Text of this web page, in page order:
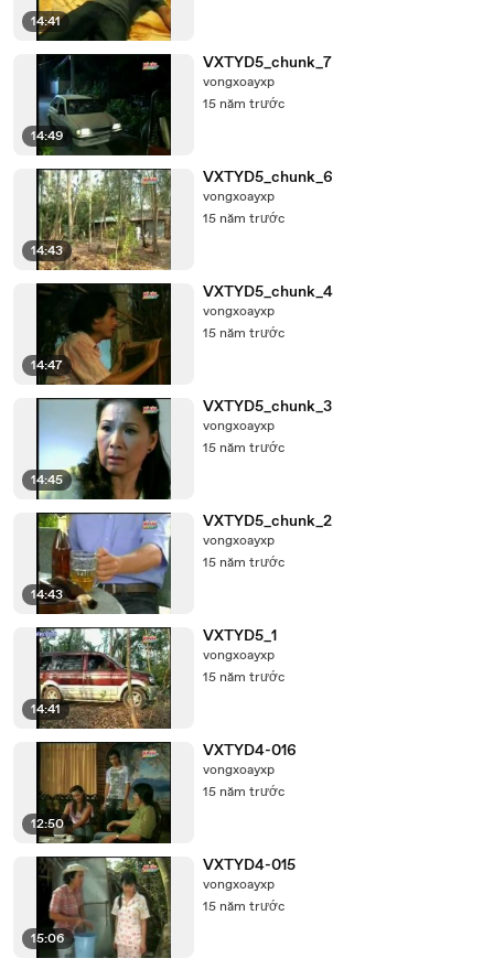
14:41
14:49
VXTYD5_chunk_7
vongxoayxp
15 năm trước
14:43
VXTYD5_chunk_6
vongxoayxp
15 năm trước
14:47
VXTYD5_chunk_4
vongxoayxp
15 năm trước
14:45
VXTYD5_chunk_3
vongxoayxp
15 năm trước
14:43
VXTYD5_chunk_2
vongxoayxp
15 năm trước
14:41
VXTYD5_1
vongxoayxp
15 năm trước
12:50
VXTYD4-016
vongxoayxp
15 năm trước
15:06
VXTYD4-015
vongxoayxp
15 năm trước